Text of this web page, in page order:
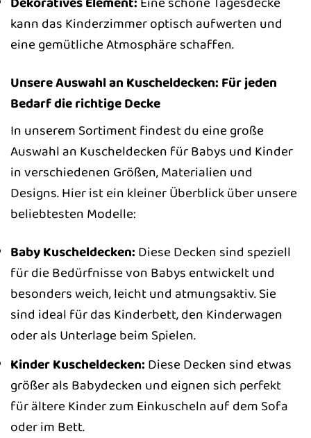
kann das Kinderzimmer optisch aufwerten und
eine gemütliche Atmosphäre schaffen.
Unsere Auswahl an Kuscheldecken: Für jeden
Bedarf die richtige Decke
In unserem Sortiment findest du eine große
Auswahl an Kuscheldecken für Babys und Kinder
in verschiedenen Größen, Materialien und
Designs. Hier ist ein kleiner Überblick über unsere
beliebtesten Modelle:
Baby Kuscheldecken: Diese Decken sind speziell
für die Bedürfnisse von Babys entwickelt und
besonders weich, leicht und atmungsaktiv. Sie
sind ideal für das Kinderbett, den Kinderwagen
oder als Unterlage beim Spielen.
Kinder Kuscheldecken: Diese Decken sind etwas
größer als Babydecken und eignen sich perfekt
für ältere Kinder zum Einkuscheln auf dem Sofa
oder im Bett.